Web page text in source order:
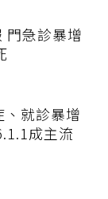
門急診暴增
就診暴增
成主流